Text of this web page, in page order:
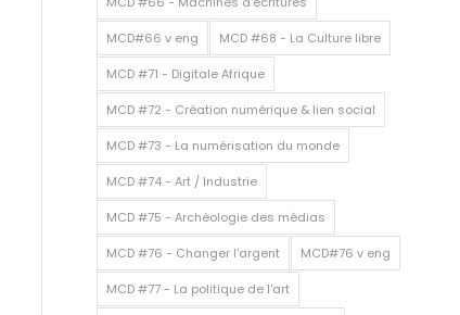
MCD#66 v eng MCD #68 - La Culture libre
MCD #71 - Digitale Afrique
MCD #72 - Création numérique & lien social
MCD #73 - La numérisation du monde
MCD #74 - Art / Industrie
MCD #75 - Archéologie des médias
MCD #76 - Changer l'argent MCD#76 v eng
MCD #77 - La politique de l'art